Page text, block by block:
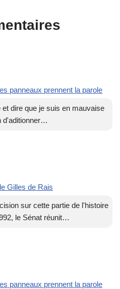
panneaux prennent la parole
dire que je suis en mauvaise
d'aditionner…
Gilles de Rais
sur cette partie de l'histoire
le Sénat réunit…
panneaux prennent la parole